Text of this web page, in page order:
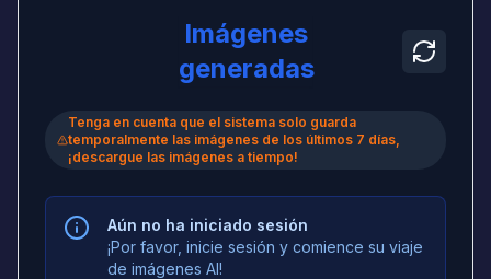
Imágenes
generadas
Tenga en cuenta que el sistema solo guarda
temporalmente las imágenes de los últimos 7 días,
¡descargue las imágenes a tiempo!
Aún no ha iniciado sesión
¡Por favor, inicie sesión y comience su viaje
de imágenes AI!